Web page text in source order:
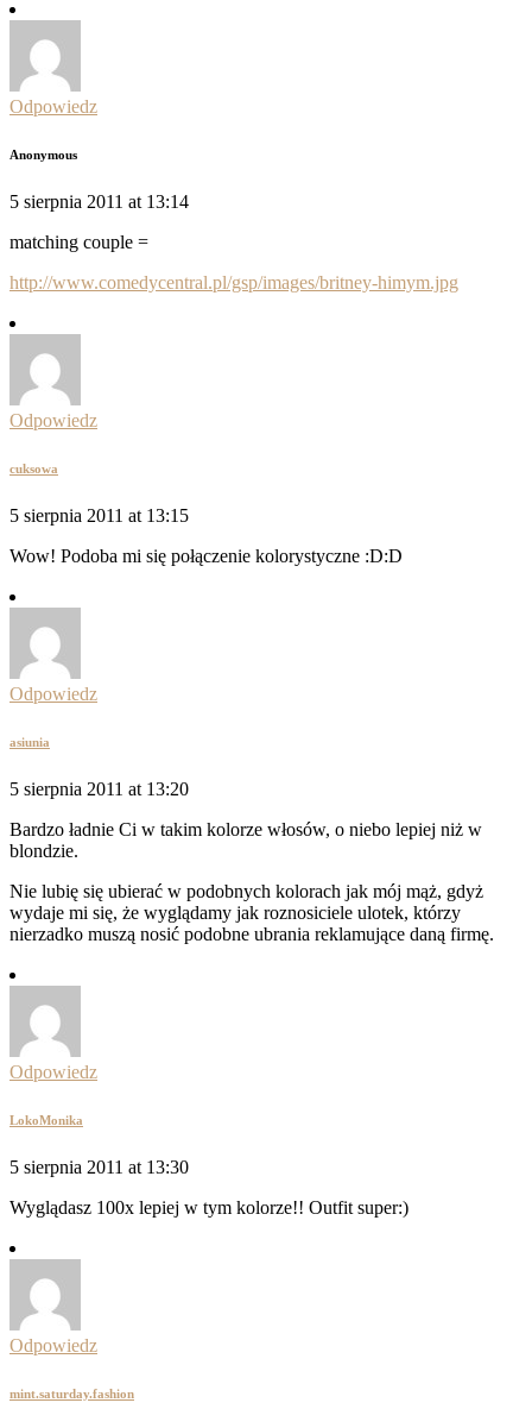
Odpowiedz
Anonymous
5 sierpnia 2011 at 13:14
matching couple =
http://www.comedycentral.pl/gsp/images/britney-himym.jpg
Odpowiedz
cuksowa
5 sierpnia 2011 at 13:15
Wow! Podoba mi się połączenie kolorystyczne :D:D
Odpowiedz
asiunia
5 sierpnia 2011 at 13:20
Bardzo ładnie Ci w takim kolorze włosów, o niebo lepiej niż w
blondzie.
Nie lubię się ubierać w podobnych kolorach jak mój mąż, gdyż
wydaje mi się, że wyglądamy jak roznosiciele ulotek, którzy
nierzadko muszą nosić podobne ubrania reklamujące daną firmę.
Odpowiedz
LokoMonika
5 sierpnia 2011 at 13:30
Wyglądasz 100x lepiej w tym kolorze!! Outfit super:)
Odpowiedz
mint.saturday.fashion